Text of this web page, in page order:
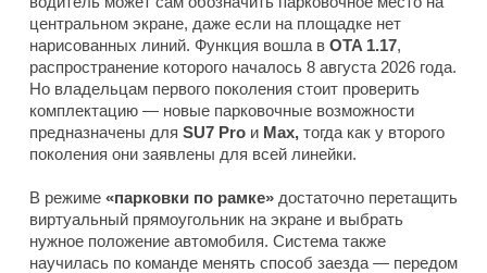
центральном экране, даже если на площадке нет
нарисованных линий. Функция вошла в OTA 1.17,
распространение которого началось 8 августа 2026 года.
Но владельцам первого поколения стоит проверить
комплектацию — новые парковочные возможности
предназначены для SU7 Pro и Max, тогда как у второго
поколения они заявлены для всей линейки.
В режиме «парковки по рамке» достаточно перетащить
виртуальный прямоугольник на экране и выбрать
нужное положение автомобиля. Система также
научилась по команде менять способ заезда — передом